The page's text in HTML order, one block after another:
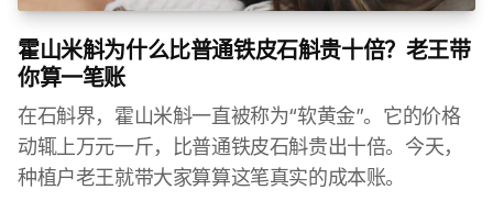
霍山米斛为什么比普通铁皮石斛贵十倍？老王带
你算一笔账
在石斛界，霍山米斛一直被称为“软黄金”。它的价格
动辄上万元一斤，比普通铁皮石斛贵出十倍。今天，
种植户老王就带大家算算这笔真实的成本账。